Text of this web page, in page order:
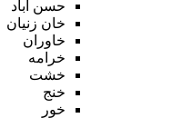
حسن آباد
خان زنیان
خاوران
خرامه
خشت
خنج
خور